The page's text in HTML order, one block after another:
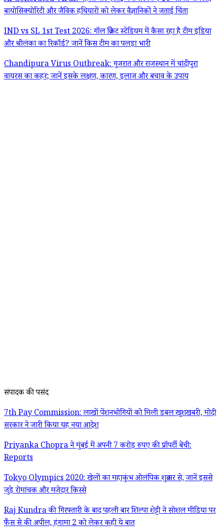
बायोसिक्योरिटी और जैविक हथियारों को लेकर वैज्ञानिकों ने जताई चिंता
IND vs SL 1st Test 2026: गॉल क्रिकेट स्टेडियम में कैसा रहा है टीम इंडिया
और श्रीलंका का रिकॉर्ड? जानें किस टीम का पलड़ा भारी
Chandipura Virus Outbreak: गुजरात और राजस्थान में चांदीपुरा
वायरस का कहर; जानें इसके लक्षण, कारण, इलाज और बचाव के उपाय
संपादक की पसंद
7th Pay Commission: लाखों पेंशनभोगियों को मिली डबल खुशखबरी, मोदी
सरकार ने जारी किया यह नया आदेश
Priyanka Chopra ने मुंबई में अपनी 7 करोड़ रुपए की प्रॉपर्टी बेची:
Reports
Tokyo Olympics 2020: खेलों का महाकुंभ ओलंपिक शुक्रवार से, जानें इससे
जुड़े रोमांचक और मजेदार किस्से
Raj Kundra की गिरफ्तारी के बाद पहली बार शिल्पा शेट्टी ने सोशल मीडिया पर
फैंस से की अपील, हंगामा 2 को लेकर कही ये बात